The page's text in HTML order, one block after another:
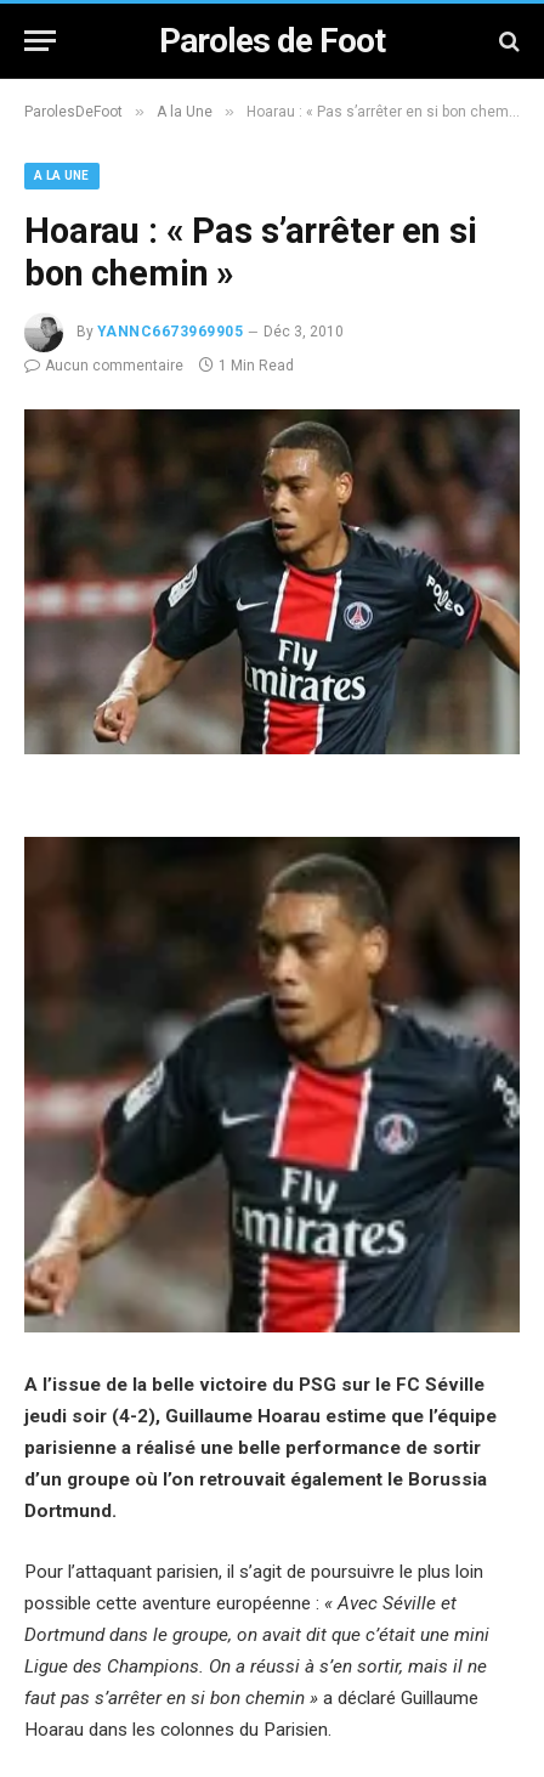
Paroles de Foot
ParolesDeFoot » A la Une » Hoarau : « Pas s’arrêter en si bon chemin »
A LA UNE
Hoarau : « Pas s’arrêter en si
bon chemin »
By YANNC6673969905
Déc 3, 2010
Aucun commentaire
1 Min Read
A l’issue de la belle victoire du PSG sur le FC Séville
jeudi soir (4-2), Guillaume Hoarau estime que l’équipe
parisienne a réalisé une belle performance de sortir
d’un groupe où l’on retrouvait également le Borussia
Dortmund.
Pour l’attaquant parisien, il s’agit de poursuivre le plus loin
possible cette aventure européenne : « Avec Séville et
Dortmund dans le groupe, on avait dit que c’était une mini
Ligue des Champions. On a réussi à s’en sortir, mais il ne
faut pas s’arrêter en si bon chemin » a déclaré Guillaume
Hoarau dans les colonnes du Parisien.